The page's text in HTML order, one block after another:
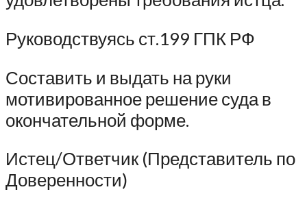
Руководствуясь ст.199 ГПК РФ
Составить и выдать на руки
мотивированное решение суда в
окончательной форме.
Истец/Ответчик (Представитель по
Доверенности)